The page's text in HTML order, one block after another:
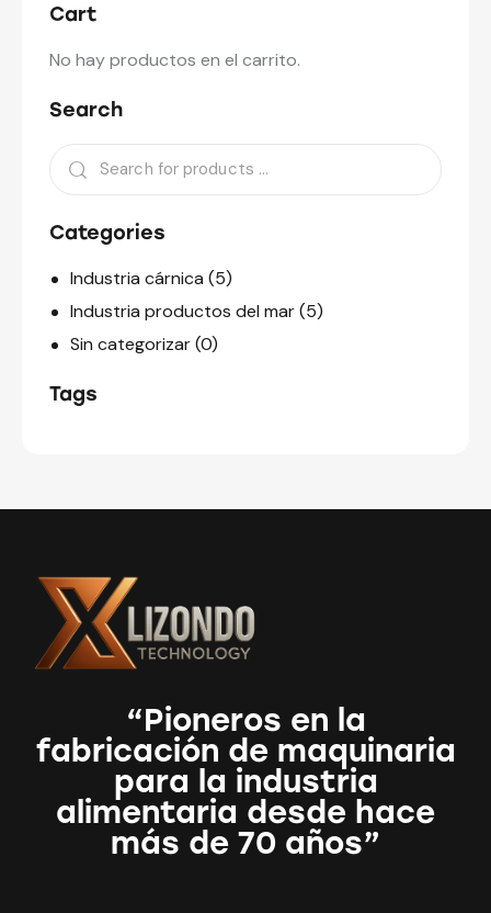
Cart
No hay productos en el carrito.
Search
Categories
Industria cárnica (5)
Industria productos del mar(5)
Sin categorizar(0)
Tags
“Pioneros en la
fabricación de maquinaria
para la industria
alimentaria desde hace
más de 70 años”